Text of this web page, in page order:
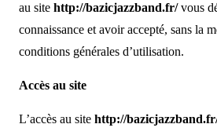
au site http://bazicjazzband.fr/vous
connaissance et avoir accepté, sans la
conditions générales d’utilisation.
Accès au site
L’accès au site http://